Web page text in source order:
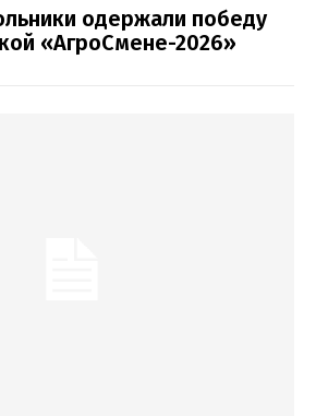
одержали победу
«АгроСмене-2026»